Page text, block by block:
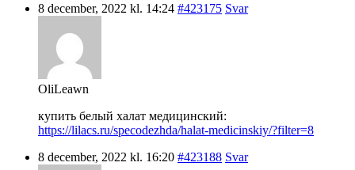
8 december, 2022 kl. 14:24 #423175 Svar
OliLeawn
купить белый халат медицинский:
https://lilacs.ru/specodezhda/halat-medicinskiy/?filter=8
8 december, 2022 kl. 16:20 #423188 Svar